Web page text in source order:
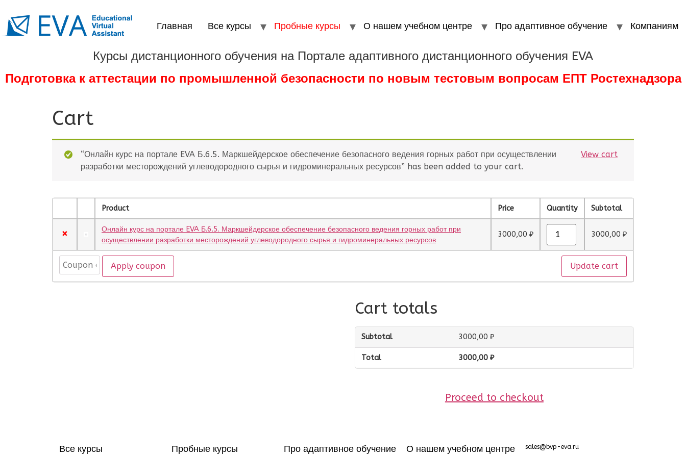
Главная Все курсы Пробные курсы О нашем учебном центре Про адаптивное обучение Компаниям
Курсы дистанционного обучения на Портале адаптивного дистанционного обучения EVA
Подготовка к аттестации по промышленной безопасности по новым тестовым вопросам ЕПТ Ростехнадзора
Cart
View cart
“Онлайн курс на портале EVA Б.6.5. Маркшейдерское обеспечение безопасного ведения горных работ при осуществлении
разработки месторождений углеводородного сырья и гидроминеральных ресурсов” has been added to your cart.
Product Price Quantity Subtotal
×
Онлайн курс на портале EVA Б.6.5. Маркшейдерское обеспечение безопасного ведения горных работ при
осуществлении разработки месторождений углеводородного сырья и гидроминеральных ресурсов
3000,00 ₽ 3000,00 ₽
Apply coupon Update cart
Cart totals
Subtotal 3000,00 ₽
Total 3000,00 ₽
Proceed to checkout
Все курсы Пробные курсы Про адаптивное обучение О нашем учебном центре sales@bvp-eva.ru